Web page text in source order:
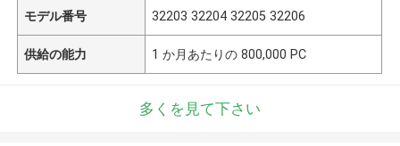
モデル番号 32203 32204 32205 32206
供給の能力 1 か月あたりの 800,000 PC
多くを見て下さい